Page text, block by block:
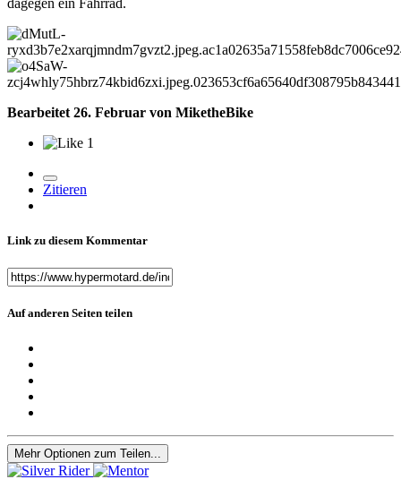
Bearbeitet 26. Februar von MiketheBike
1
Zitieren
Link zu diesem Kommentar
Auf anderen Seiten teilen
Mehr Optionen zum Teilen...